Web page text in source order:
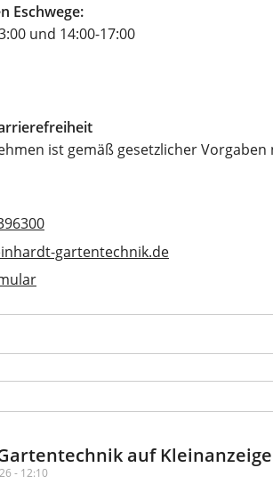
Eschwege:
und 14:00-17:00
ist gemäß gesetzlicher
gartentechnik.de
auf
- 12:10